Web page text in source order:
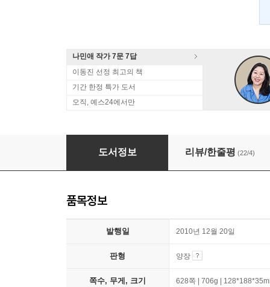
나민애 작가 7문 7답
이동진 선정 최고의 책
기간 한정 특가 도서
오직, 예스24에서만
누비처네
도서정보 리뷰/한줄평 (22/4)
품목정보
발행일 2010년 12월 20일
판형 양장
쪽수, 무게, 크기 628쪽 | 706g |